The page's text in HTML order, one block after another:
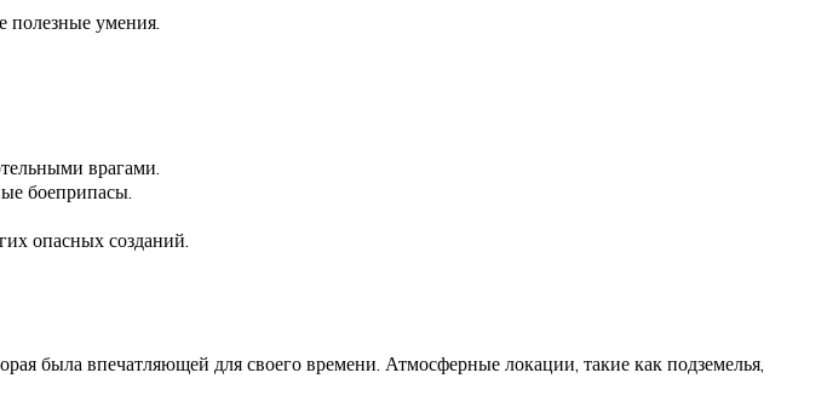
полезные умения.
врагами.
боеприпасы.
опасных созданий.
была впечатляющей для своего времени. Атмосферные локации, такие как подземелья,